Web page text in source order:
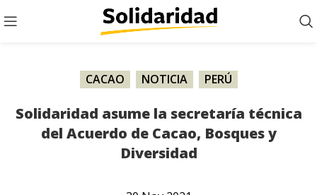
CACAO NOTICIA PERÚ
Solidaridad asume la secretaría técnica
del Acuerdo de Cacao, Bosques y
Diversidad